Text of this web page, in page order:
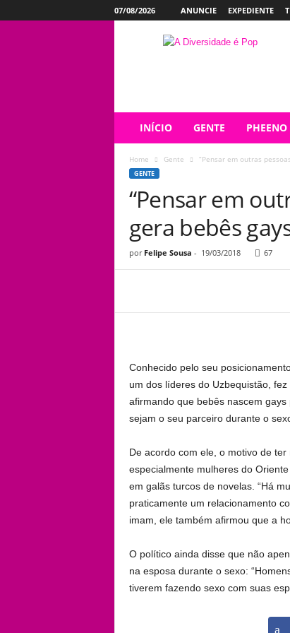
07/08/2026 ANUNCIE EXPEDIENTE
INÍCIO GENTE PHEENO
Home Gente “Pensar em outras
GENTE
“Pensar em
gera bebês
por Felipe Sousa - 19/03/2018 67
Conhecido pelo seu
um dos líderes do Uzbequistão,
afirmando que bebês nascem
sejam o seu parceiro durante o
De acordo com ele, o motivo de
especialmente mulheres do
em galãs turcos de novelas. “Há
praticamente um relacionamento
imam, ele também afirmou que a
O político ainda disse que não
na esposa durante o sexo:
tiverem fazendo sexo com suas